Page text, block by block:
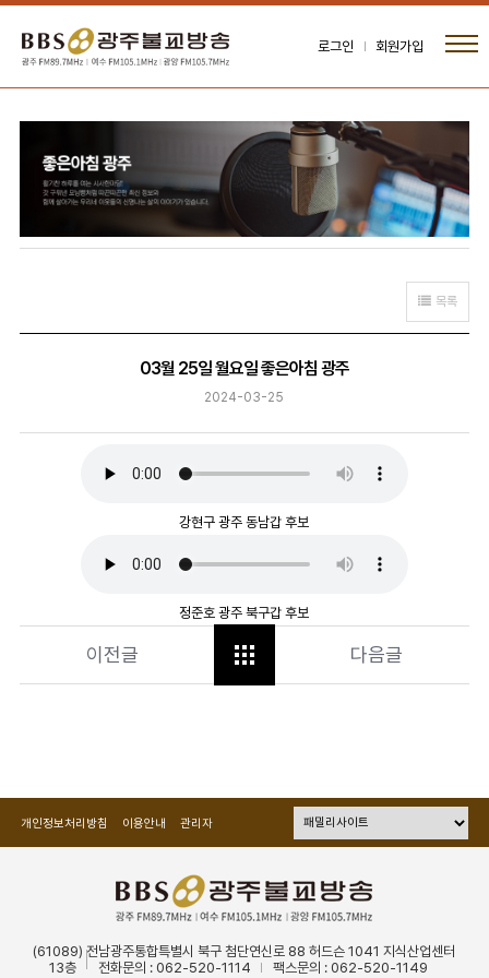
로그인 회원가입
목록
03월 25일 월요일 좋은아침 광주
2024-03-25
강현구 광주 동남갑 후보
정준호 광주 북구갑 후보
이전글 다음글
개인정보처리방침 이용안내 관리자
(61089) 전남광주통합특별시 북구 첨단연신로 88 허드슨 1041 지식산업센터
13층
전화문의 : 062-520-1114 팩스문의 : 062-520-1149